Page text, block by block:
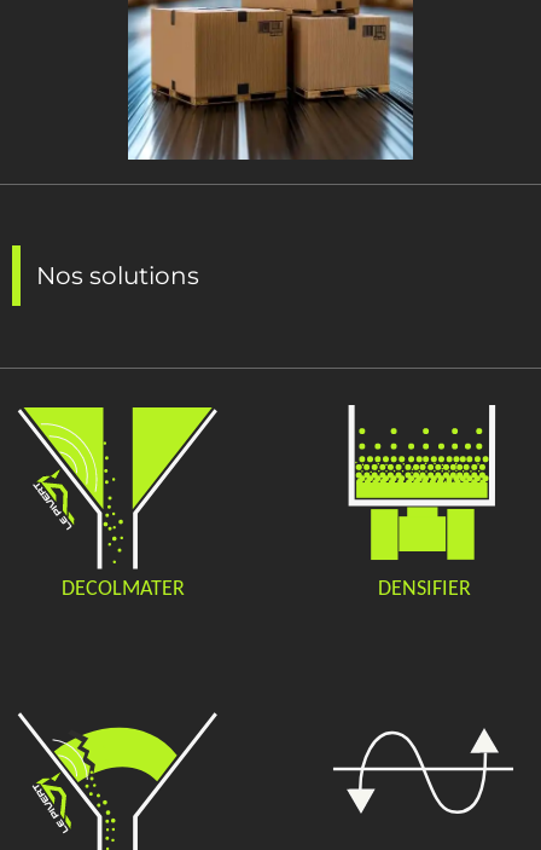
Nos solutions